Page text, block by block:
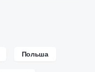
Польша